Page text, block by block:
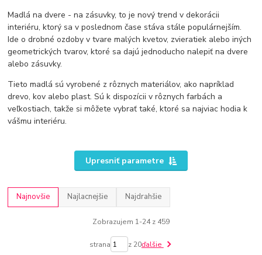
Madlá na dvere - na zásuvky, to je nový trend v dekorácii
interiéru, ktorý sa v poslednom čase stáva stále populárnejším.
Ide o drobné ozdoby v tvare malých kvetov, zvieratiek alebo iných
geometrických tvarov, ktoré sa dajú jednoducho nalepiť na dvere
alebo zásuvky.
Tieto madlá sú vyrobené z rôznych materiálov, ako napríklad
drevo, kov alebo plast. Sú k dispozícii v rôznych farbách a
veľkostiach, takže si môžete vybrať také, ktoré sa najviac hodia k
vášmu interiéru.
Upresniť parametre
Najnovšie Najlacnejšie Najdrahšie
Zobrazujem 1-24 z 459
strana z 20ďalšie